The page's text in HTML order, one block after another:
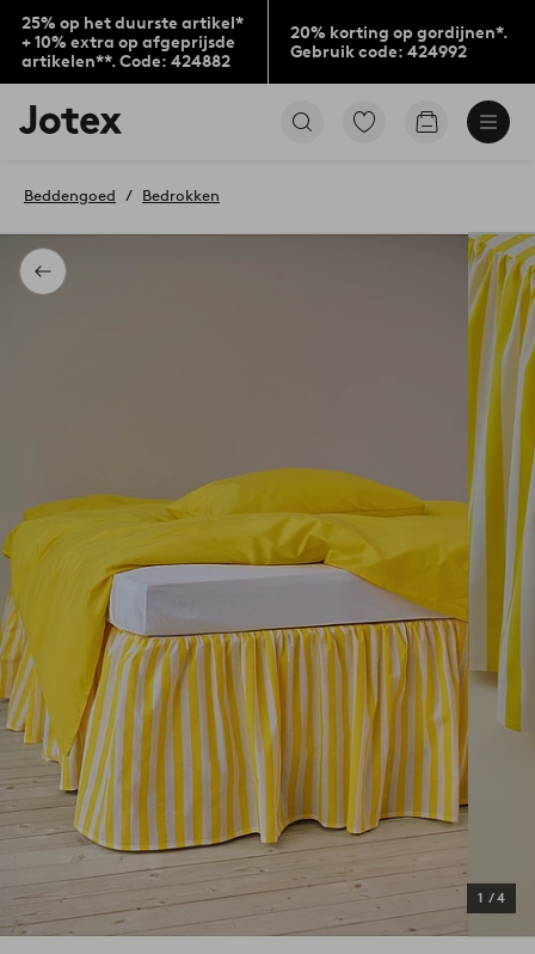
25% op het duurste artikel*
+ 10% extra op afgeprijsde
artikelen**. Code: 424882
20% korting op gordijnen*.
Gebruik code: 424992
Jotex
logo
to
home
page
Ga
Go
Terug
Beddengoed Bedrokken
1 /4